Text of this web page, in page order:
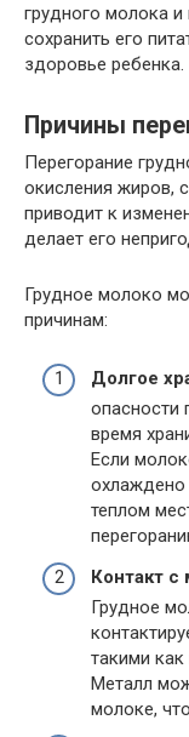
грудного молока и
сохранить его
здоровье ребенка.
Причины
Перегорание
окисления жиров,
приводит к
делает его
Грудное молоко
причинам:
Долгое
опасности
время
Если
охлаждено
теплом
Контакт
Грудное
такими
Металл
молоке,